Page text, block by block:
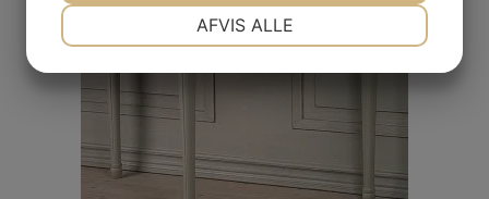
NØDVENDIGE PRÆFERENCER
MARKETING STATISTIK
AFVIS ALLE